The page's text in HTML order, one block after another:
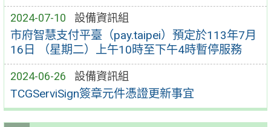
2024-07-10 設備資訊組
市府智慧支付平臺（pay.taipei）預定於113年7月
16日 （星期二）上午10時至下午4時暫停服務
2024-06-26 設備資訊組
TCGServiSign簽章元件憑證更新事宜